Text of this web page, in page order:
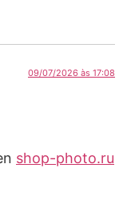
09/07/2026 às 17:08
shop-photo.ru